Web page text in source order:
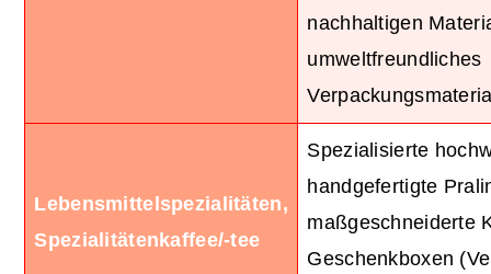
nachhaltigen
umweltfreundliches
Lebensmittelspezialitäten,
Spezialitätenkaffee/-tee
Spezialisierte
handgefertigte
maßgeschneiderte
Geschenkboxen